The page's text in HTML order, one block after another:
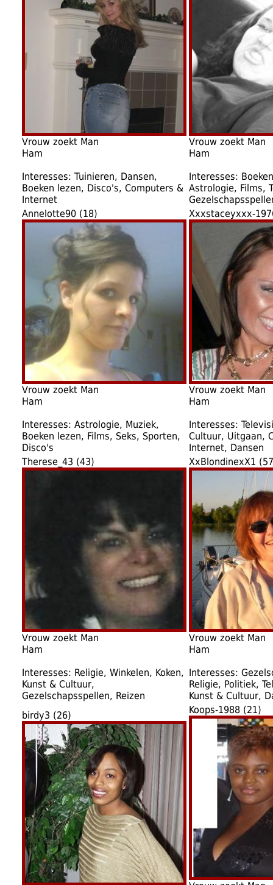
Vrouw zoekt Man
Ham
Interesses: Tuinieren, Dansen,
Boeken lezen, Disco's, Computers &
Internet
Vrouw zoekt Man
Ham
Interesses:
Astrologie, Films,
Annelotte90 (18)
Vrouw zoekt Man
Ham
Interesses: Astrologie, Muziek,
Boeken lezen, Films, Seks, Sporten,
Disco's
Xxxstaceyxxx-
Vrouw zoekt Man
Ham
Interesses:
Cultuur, Uitgaan,
Internet, Dansen
Therese_43 (43)
Vrouw zoekt Man
Ham
Interesses: Religie, Winkelen, Koken,
Kunst & Cultuur,
Gezelschapsspellen, Reizen
XxBlondinexX1
Vrouw zoekt Man
Ham
Interesses:
Religie, Politiek,
Kunst & Cultuur,
birdy3 (26)
Koops-1988 (21)